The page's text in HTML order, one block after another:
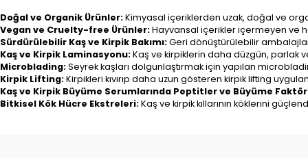
Doğal ve Organik Ürünler:Kimyasal içeriklerden uzak, doğal ve
Vegan ve Cruelty-free Ürünler:Hayvansal içerikler içermeyen ve
Sürdürülebilir Kaş ve Kirpik Bakımı:Geri dönüştürülebilir
Kaş ve Kirpik Laminasyonu:Kaş ve kirpiklerin daha düzgün, parlak
Microblading:Seyrek kaşları dolgunlaştırmak için yapılan
Kirpik Lifting:Kirpikleri kıvırıp daha uzun gösteren kirpik lifting
Kaş ve Kirpik Büyüme Serumlarında Peptitler ve Büyüme
Bitkisel Kök Hücre Ekstreleri:Kaş ve kirpik kıllarının köklerini